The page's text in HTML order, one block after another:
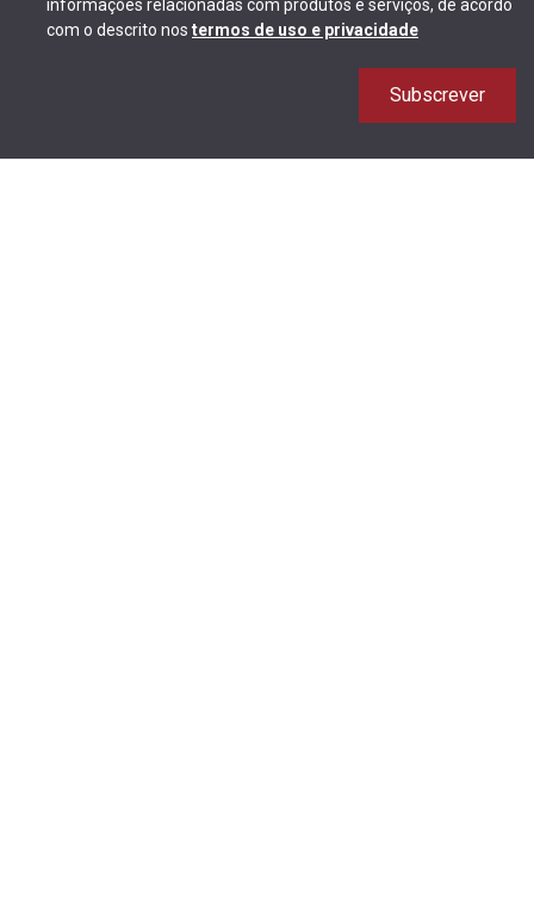
informações relacionadas com produtos e serviços, de acordo
com o descrito nos termos de uso e privacidade
Subscrever